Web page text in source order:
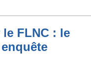
FLNC : le